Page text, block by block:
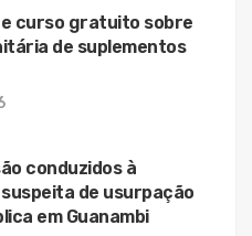
curso gratuito sobre
de suplementos
conduzidos à
de usurpação
em Guanambi